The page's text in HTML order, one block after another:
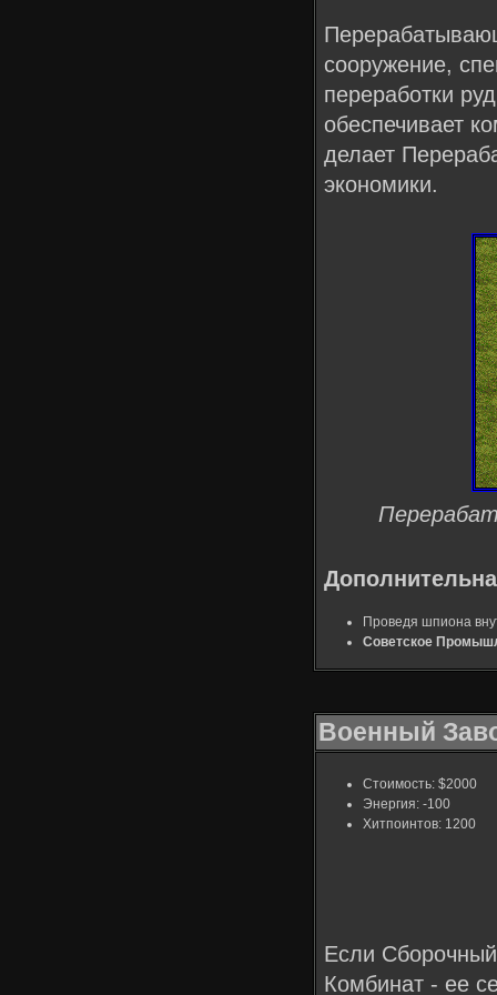
сооружение,
переработки
обеспечивает
делает
экономики.
Проведя шпиона
Советское
Военный
Стоимость: $2000
Энергия: -100
Хитпоинтов: 1200
Если
Комбинат - ее